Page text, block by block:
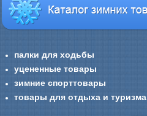
палки для ходьбы
уцененные товары
зимние спорттовары
товары для отдыха и туризма